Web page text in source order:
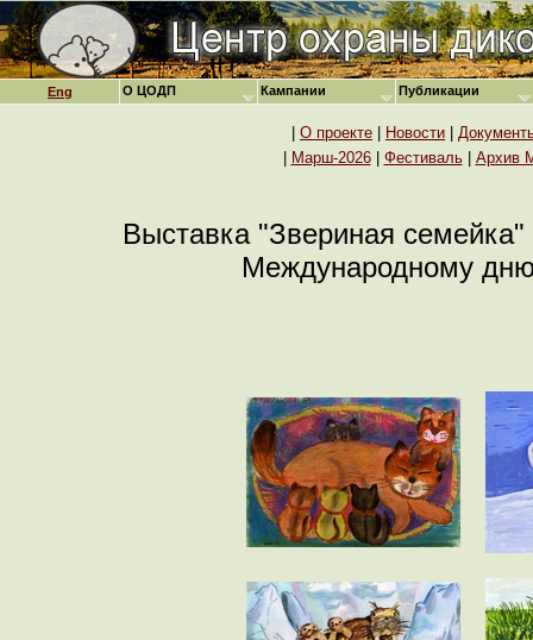
Eng
О проекте Новости
Марш-2026| Фестиваль| Архив
Выставка "Звериная
Международному
О ЦОДП Кампании Публикации